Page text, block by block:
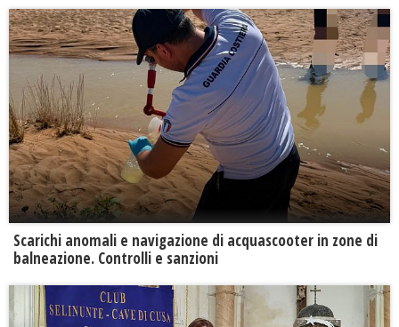
Scarichi anomali e navigazione di acquascooter in zone di
balneazione. Controlli e sanzioni